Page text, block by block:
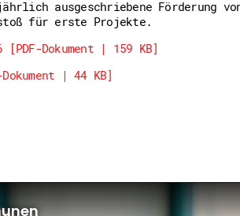
Di@-Lotsen in Hessen
Energiepreiskrise und
Flüchtlingshilfe +
Generationsübergreifend
Qualifizierung & Fortbildung
Service
Suche
ausgeschriebene Förderung
für erste Projekte.
Dokument | 159 KB]
| 44 KB]